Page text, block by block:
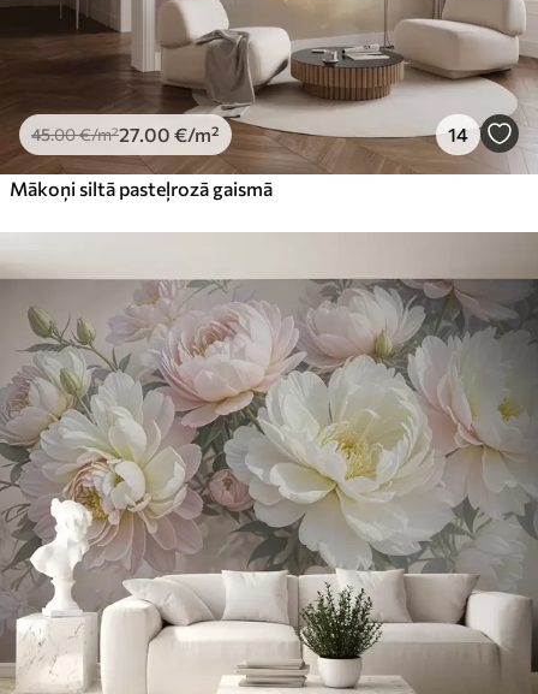
45.00€/m²27 .00 €/m² 14
Mākoņi siltā pasteļrozā gaismā